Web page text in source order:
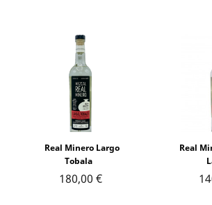
Real Minero Largo
Tobala
180,00 €
Real